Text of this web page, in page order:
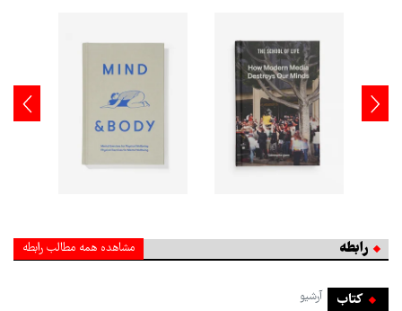
رابطه مشاهده همه مطالب رابطه
کتاب آرشیو